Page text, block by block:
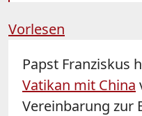
Vorlesen
Papst Franziskus
Vatikan mit China
Vereinbarung zur